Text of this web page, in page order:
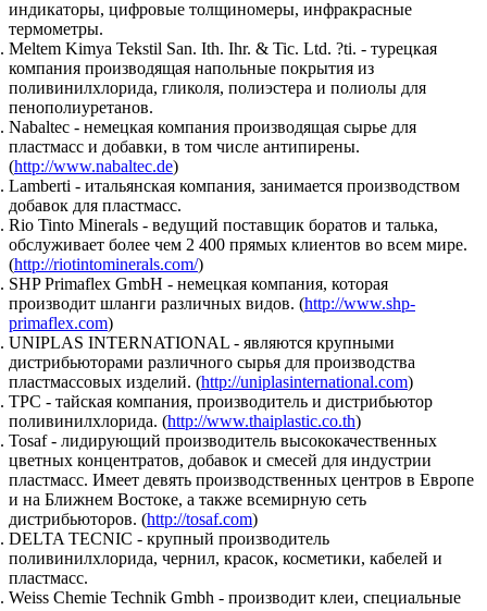
индикаторы, цифровые толщиномеры, инфракрасные
термометры.
Meltem Kimya Tekstil San. Ith. Ihr. & Tic. Ltd. ?ti. - турецкая
компания производящая напольные покрытия из
поливинилхлорида, гликоля, полиэстера и полиолы для
пенополиуретанов.
Nabaltec - немецкая компания производящая сырье для
пластмасс и добавки, в том числе антипирены.
(http://www.nabaltec.de)
Lamberti - итальянская компания, занимается производством
добавок для пластмасс.
Rio Tinto Minerals - ведущий поставщик боратов и талька,
обслуживает более чем 2 400 прямых клиентов во всем мире.
(http://riotintominerals.com/)
SHP Primaflex GmbH - немецкая компания, которая
производит шланги различных видов. (http://www.shp-
primaflex.com)
UNIPLAS INTERNATIONAL - являются крупными
дистрибьюторами различного сырья для производства
пластмассовых изделий. (http://uniplasinternational.com)
TPC - тайская компания, производитель и дистрибьютор
поливинилхлорида. (http://www.thaiplastic.co.th)
Tosaf - лидирующий производитель высококачественных
цветных концентратов, добавок и смесей для индустрии
пластмасс. Имеет девять производственных центров в Европе
и на Ближнем Востоке, а также всемирную сеть
дистрибьюторов. (http://tosaf.com)
DELTA TECNIC - крупный производитель
поливинилхлорида, чернил, красок, косметики, кабелей и
пластмасс.
Weiss Chemie Technik Gmbh - производит клеи, специальные